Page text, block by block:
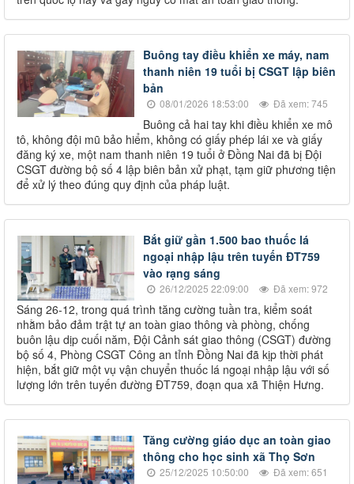
Buông tay điều khiển xe máy, nam
thanh niên 19 tuổi bị CSGT lập biên
bản
08/01/2026 18:53:00 Đã xem: 745
Buông cả hai tay khi điều khiển xe mô
tô, không đội mũ bảo hiểm, không có giấy phép lái xe và giấy
đăng ký xe, một nam thanh niên 19 tuổi ở Đồng Nai đã bị Đội
CSGT đường bộ số 4 lập biên bản xử phạt, tạm giữ phương tiện
để xử lý theo đúng quy định của pháp luật.
Bắt giữ gần 1.500 bao thuốc lá
ngoại nhập lậu trên tuyến ĐT759
vào rạng sáng
26/12/2025 22:09:00 Đã xem: 972
Sáng 26-12, trong quá trình tăng cường tuần tra, kiểm soát
nhằm bảo đảm trật tự an toàn giao thông và phòng, chống
buôn lậu dịp cuối năm, Đội Cảnh sát giao thông (CSGT) đường
bộ số 4, Phòng CSGT Công an tỉnh Đồng Nai đã kịp thời phát
hiện, bắt giữ một vụ vận chuyển thuốc lá ngoại nhập lậu với số
lượng lớn trên tuyến đường ĐT759, đoạn qua xã Thiện Hưng.
Tăng cường giáo dục an toàn giao
thông cho học sinh xã Thọ Sơn
25/12/2025 10:50:00 Đã xem: 651